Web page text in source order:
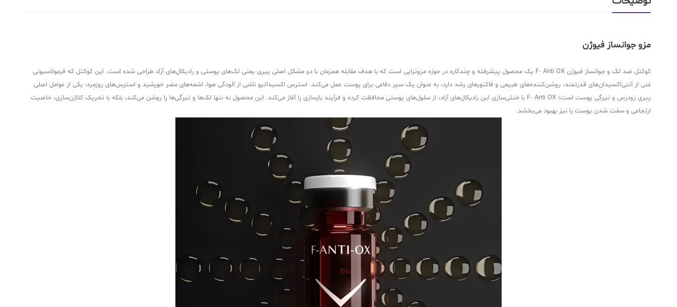
مزو جوانساز فیوژن
کوکتل ضد لک و جوانساز فیوژن F- Anti OX یک محصول پیشرفته و چندکاره در حوزه مزوتراپی است که با هدف مقابله همزمان با دو مشکل اصلی پیری یعنی لک‌های پوستی و رادیکال‌های آزاد طراحی شده است. این کوکتل که فرمولاسیونی
غنی از آنتی‌اکسیدان‌های قدرتمند، روشن‌کننده‌های طبیعی و فاکتورهای رشد دارد، به عنوان یک سپر دفاعی برای پوست عمل می‌کند. استرس اکسیداتیو ناشی از آلودگی هوا، اشعه‌های مضر خورشید و استرس‌های روزمره، یکی از عوامل اصلی
پیری زودرس و تیرگی پوست است؛ F- Anti OX با خنثی‌سازی این رادیکال‌های آزاد، از سلول‌های پوستی محافظت کرده و فرآیند بازسازی را آغاز می‌کند. این محصول نه تنها لک‌ها و تیرگی‌ها را روشن می‌کند، بلکه با تحریک کلاژن‌سازی، خاصیت
ارتجاعی و سفت شدن پوست را نیز بهبود می‌بخشد.